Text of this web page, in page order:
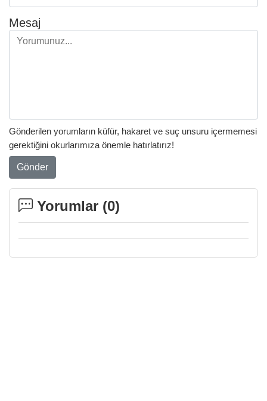
Mesaj
Gönderilen yorumların küfür, hakaret ve suç unsuru içermemesi
gerektiğini okurlarımıza önemle hatırlatırız!
Gönder
Yorumlar (0)